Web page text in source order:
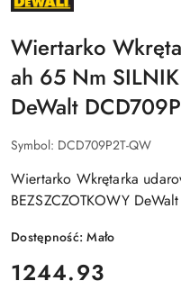
PRODUCENTA:
Wiertarko
ah 65 Nm
DeWalt
Symbol: DCD709P2T-QW
Wiertarko Wkrętarka
BEZSZCZOTKOWY
Dostępność:Mało
cena:
1244.93